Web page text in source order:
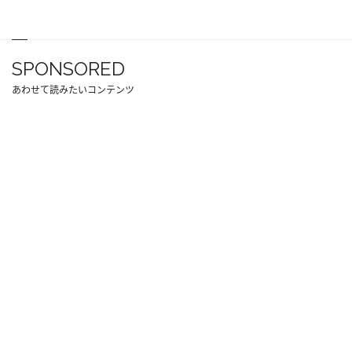
SPONSORED
あわせて読みたいコンテンツ